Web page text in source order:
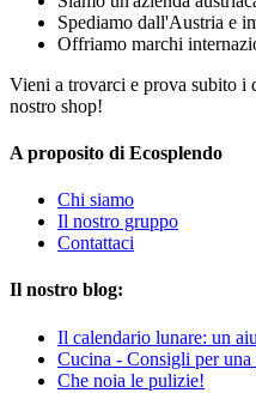
Spediamo dall'Austria e
Offriamo marchi
Vieni a trovarci e prova subito i
nostro shop!
A proposito di Ecosplendo
Chi siamo
Il nostro gruppo
Contattaci
Il nostro blog:
Il calendario lunare: un
Cucina - Consigli per
Che noia le pulizie!